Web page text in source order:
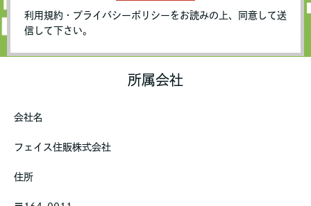
利用規約・プライバシーポリシーをお読みの上、同意して送
信して下さい。
所属会社
会社名
フェイス住販株式会社
住所